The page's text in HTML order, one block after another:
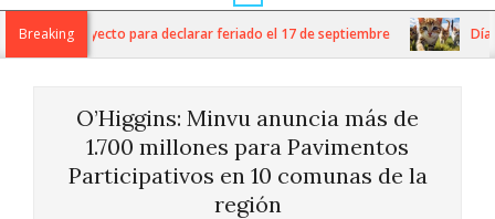
Navigation
MenuBreakingproyecto para declarar feriado el 17 de septiembre Día
O’Higgins: Minvu anuncia más de
1.700 millones para Pavimentos
Participativos en 10 comunas de la
región